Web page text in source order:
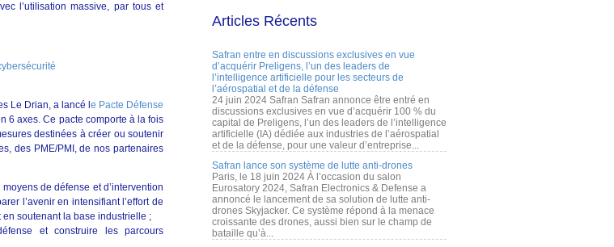
l’utilisation massive, par tous et
Le Drian, a lancé l e Pacte Défense
6 axes. Ce pacte comporte à la fois
destinées à créer ou soutenir
des PME/PMI, de nos partenaires
de défense et d’intervention
l’avenir en intensifiant l’effort de
soutenant la base industrielle ;
et construire les parcours
Articles Récents
Safran entre en discussions exclusives en vue
d’acquérir Preligens, l’un des leaders de
l’intelligence artificielle pour les secteurs de
l’aérospatial et de la défense
24 juin 2024 Safran Safran annonce être entré en
discussions exclusives en vue d’acquérir 100 % du
capital de Preligens, l’un des leaders de l’intelligence
artificielle (IA) dédiée aux industries de l’aérospatial
et de la défense, pour une valeur d’entreprise...
Safran lance son système de lutte anti-drones
Paris, le 18 juin 2024 À l’occasion du salon
Eurosatory 2024, Safran Electronics & Defense a
annoncé le lancement de sa solution de lutte anti-
drones Skyjacker. Ce système répond à la menace
croissante des drones, aussi bien sur le champ de
bataille qu’à...